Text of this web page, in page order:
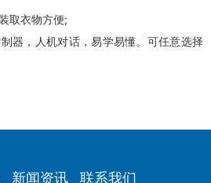
取衣物方便;
，人机对话，易学易懂。可任意选择
新闻资讯 联系我们